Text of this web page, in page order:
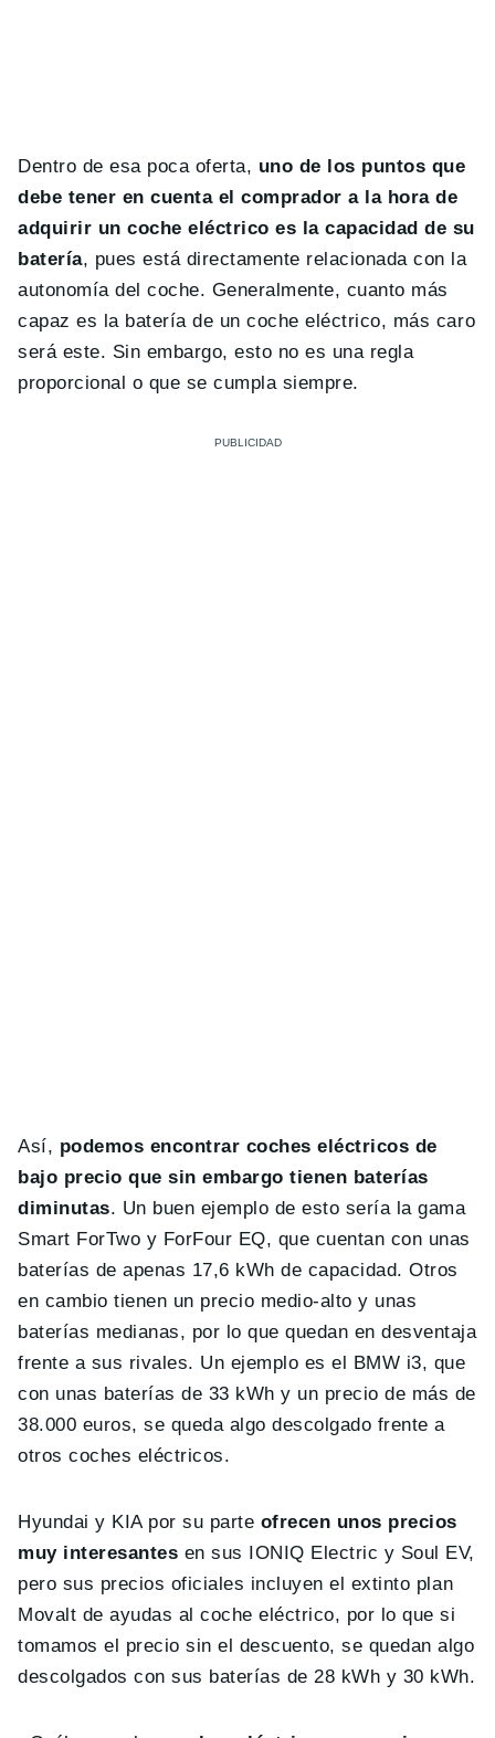
Dentro de esa poca oferta, uno de los puntos que
debe tener en cuenta el comprador a la hora de
adquirir un coche eléctrico es la capacidad de su
batería, pues está directamente relacionada con la
autonomía del coche. Generalmente, cuanto más
capaz es la batería de un coche eléctrico, más caro
será este. Sin embargo, esto no es una regla
proporcional o que se cumpla siempre.
Así, podemos encontrar coches eléctricos de
bajo precio que sin embargo tienen baterías
diminutas. Un buen ejemplo de esto sería la gama
Smart ForTwo y ForFour EQ, que cuentan con unas
baterías de apenas 17,6 kWh de capacidad. Otros
en cambio tienen un precio medio-alto y unas
baterías medianas, por lo que quedan en desventaja
frente a sus rivales. Un ejemplo es el BMW i3, que
con unas baterías de 33 kWh y un precio de más de
38.000 euros, se queda algo descolgado frente a
otros coches eléctricos.
Hyundai y KIA por su parte ofrecen unos precios
muy interesantes en sus IONIQ Electric y Soul EV,
pero sus precios oficiales incluyen el extinto plan
Movalt de ayudas al coche eléctrico, por lo que si
tomamos el precio sin el descuento, se quedan algo
descolgados con sus baterías de 28 kWh y 30 kWh.